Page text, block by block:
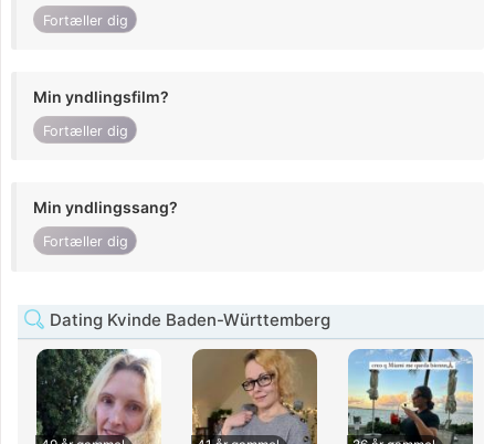
Fortæller dig
Min yndlingsfilm?
Fortæller dig
Min yndlingssang?
Fortæller dig
Dating Kvinde Baden-Württemberg